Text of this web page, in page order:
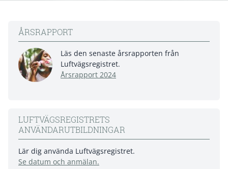
ÅRSRAPPORT
Läs den senaste årsrapporten från
Luftvägsregistret.
Årsrapport 2024
LUFTVÄGSREGISTRETS
ANVÄNDARUTBILDNINGAR
Lär dig använda Luftvägsregistret.
Se datum och anmälan.